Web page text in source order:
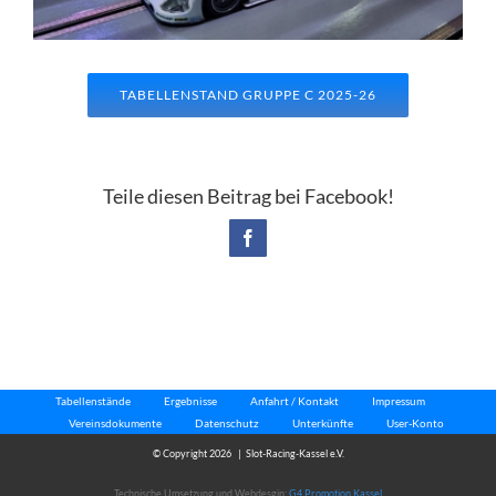
TABELLENSTAND GRUPPE C 2025-26
Teile diesen Beitrag bei Facebook!
Facebook
Tabellenstände Ergebnisse Anfahrt / Kontakt
Impressum
Vereinsdokumente
Datenschutz Unterkünfte User-Konto
© Copyright2026 | Slot-Racing-Kassel e.V.